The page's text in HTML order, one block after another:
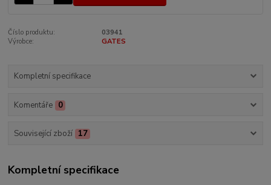
Číslo produktu:
03941
Výrobce:
GATES
Kompletní specifikace
Komentáře 0
Související zboží 17
Kompletní specifikace